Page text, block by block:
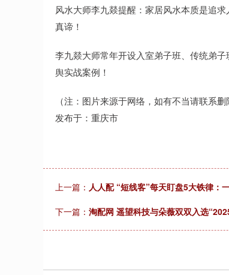
风水大师李九燚提醒：家居风水本质是追
真谛！
李九燚大师常年开设入室弟子班、传统弟
舆实战案例！
（注：图片来源于网络，如有不当请联系删
发布于：重庆市
上一篇： 人人配 “短线客”每天盯盘5大铁律：
下一篇： 淘配网 遥望科技与朵薇双双入选